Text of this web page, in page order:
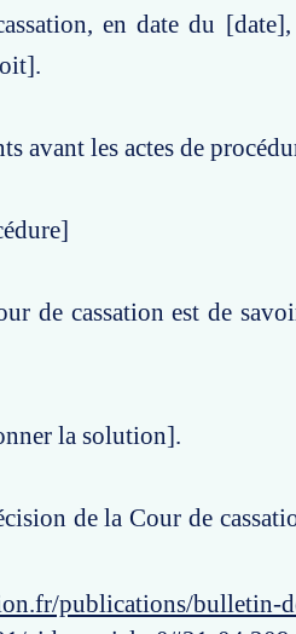
en date du
avant les actes de
de cassation est de
la solution].
de la Cour de
publications/bulletin-